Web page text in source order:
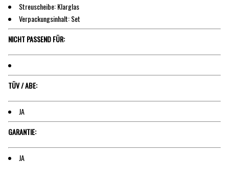
Streuscheibe: Klarglas
Verpackungsinhalt: Set
NICHT PASSEND FÜR:
TÜV / ABE:
JA
GARANTIE:
JA